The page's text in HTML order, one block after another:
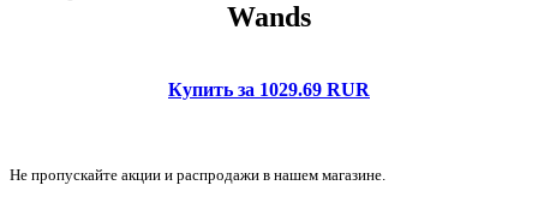
Wands
Купить за 1029.69 RUR
Не пропускайте акции и распродажи в нашем магазине.